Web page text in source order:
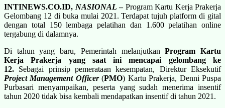
INTINEWS.CO.ID, NASIONAL – Program Kartu Kerja Prakerja
Gelombang 12 di buka mulai 2021. Terdapat tujuh platform di gital
dengan total 150 lembaga pelatihan dan 1.600 pelatihan online
tergabung di dalamnya.
Di tahun yang baru, Pemerintah melanjutkanProgram Kartu
Kerja Prakerja yang saat ini mencapai gelombangke
12. Sebagai prinsip pemerataan kesempatan, Direktur Eksekutif
Project Management Officer (PMO) Kartu Prakerja, Denni Puspa
Purbasari menyampaikan, peserta yang sudah menerima insentif
tahun 2020 tidak bisa kembali mendapatkan insentif di tahun 2021.